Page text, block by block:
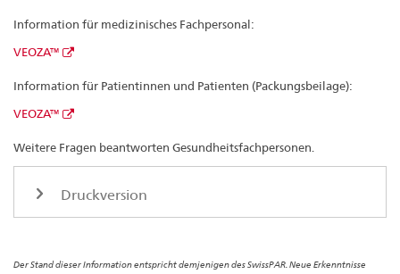
Information für medizinisches Fachpersonal:
VEOZA™
Information für Patientinnen und Patienten (Packungsbeilage):
VEOZA™
Weitere Fragen beantworten Gesundheitsfachpersonen.
Druckversion
Der Stand dieser Information entspricht demjenigen des SwissPAR. Neue Erkenntnisse